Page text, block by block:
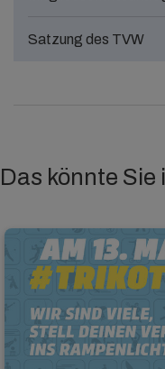
Satzung des TVW
Das könnte Sie